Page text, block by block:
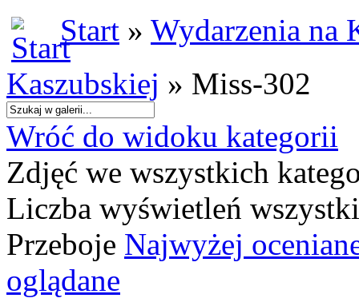
Start » Wydarzenia na
Kaszubskiej » Miss-302
Wróć do widoku kategorii
Zdjęć we wszystkich
Liczba wyświetleń
Przeboje Najwyżej
oglądane